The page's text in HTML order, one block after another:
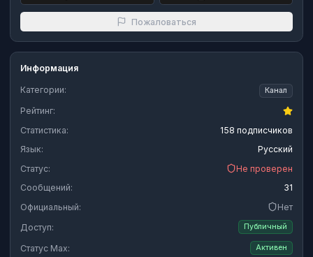
Пожаловаться
Информация
Категории: Канал
Рейтинг:
Статистика:
158 подписчиков
Язык:
Русский
Статус:
Не проверен
Сообщений:
31
Официальный:
Нет
Доступ:
Публичный
Статус Max: Активен